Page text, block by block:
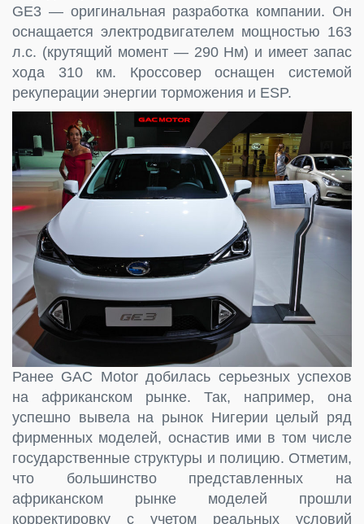
GE3 — оригинальная разработка компании. Он
оснащается электродвигателем мощностью 163
л.с. (крутящий момент — 290 Нм) и имеет запас
хода 310 км. Кроссовер оснащен системой
рекуперации энергии торможения и ESP.
Ранее GAC Motor добилась серьезных успехов
на африканском рынке. Так, например, она
успешно вывела на рынок Нигерии целый ряд
фирменных моделей, оснастив ими в том числе
государственные структуры и полицию. Отметим,
что большинство представленных на
африканском рынке моделей прошли
корректировку с учетом реальных условий